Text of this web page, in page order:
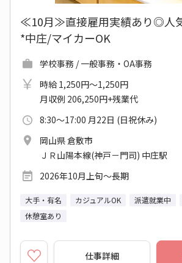
≪10月≫直接雇用実績あり◎人
*中庄/マイカーOK
学校事務 / 一般事務・OA事務
時給 1,250円～1,250円
月収例 206,250円+残業代
8:30～17:00 月22日 (日祝休み)
岡山県 倉敷市
ＪＲ山陽本線(神戸－門司) 中庄駅
2026年10月上旬～長期
大手・有名 カジュアルOK 派遣就業中
休憩室あり
仕事詳細